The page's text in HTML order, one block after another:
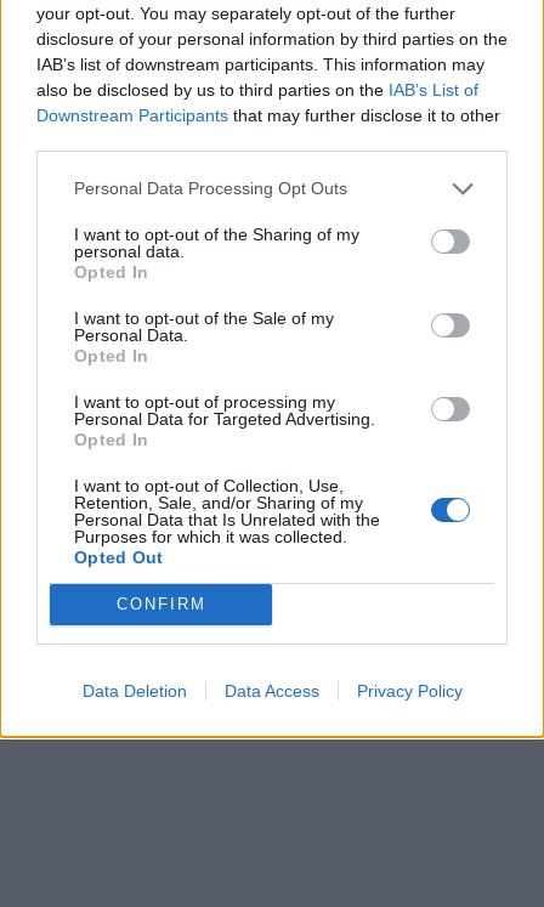
your opt-out. You may separately opt-out of the further
disclosure of your personal information by third parties on the
IAB’s list of downstream participants. This information may
also be disclosed by us to third parties on the IAB’s List of
Downstream Participants that may further disclose it to other
Personal Data Processing Opt Outs
I want to opt-out of the Sharing of my
personal data.
Opted In
I want to opt-out of the Sale of my
Personal Data.
Opted In
I want to opt-out of processing my
Personal Data for Targeted Advertising.
Opted In
I want to opt-out of Collection, Use,
Retention, Sale, and/or Sharing of my
Personal Data that Is Unrelated with the
Purposes for which it was collected.
Opted Out
CONFIRM
Data Deletion Data Access Privacy Policy
Leonardo Maria Del Vecchio dall'ex compagna
in ospedale. Le dichiarazioni ai giornalisti